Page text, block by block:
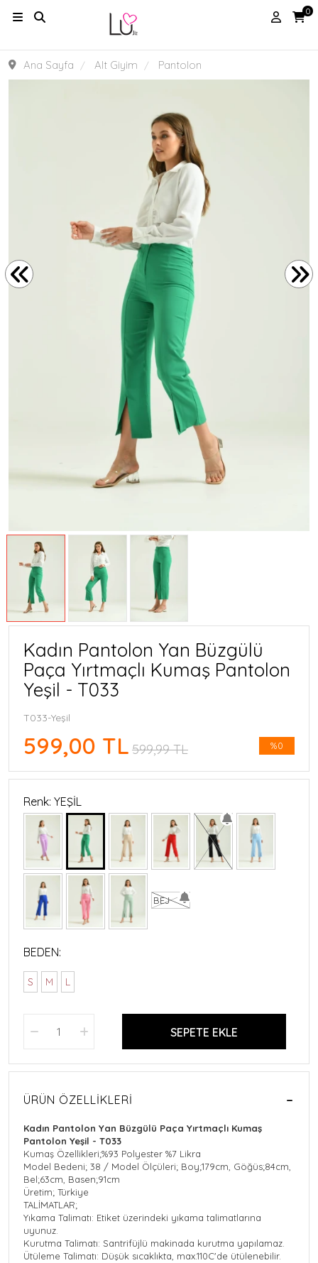
0
Ana Sayfa Alt Giyim Pantolon
Kadın Pantolon Yan Büzgülü
Paça Yırtmaçlı Kumaş Pantolon
Yeşil - T033
T033-Yeşil
%0
599,00 TL 599,99 TL
Renk: YEŞİL
BEJ
BEDEN:
S M L
SEPETE EKLE
ÜRÜN ÖZELLIKLERI
Kadın Pantolon Yan Büzgülü Paça Yırtmaçlı Kumaş
Pantolon Yeşil - T033
Kumaş Özellikleri;%93 Polyester %7 Likra
Model Bedeni; 38 / Model Ölçüleri; Boy;179cm, Göğüs;84cm,
Bel;63cm, Basen;91cm
Üretim; Türkiye
TALİMATLAR;
Yıkama Talimatı: Etiket üzerindeki yıkama talimatlarına
uyunuz.
Kurutma Talimatı: Santrifüjlü makinada kurutma yapılamaz.
Ütüleme Talimatı: Düşük sıcaklıkta, max.110C'de ütülenebilir.